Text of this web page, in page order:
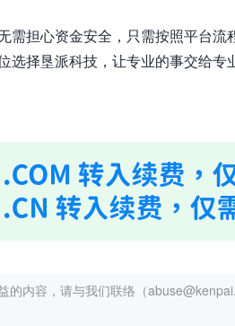
需担心资金安全，只需按照平台
选择垦派科技，让专业的事交给
的内容，请与我们联络（